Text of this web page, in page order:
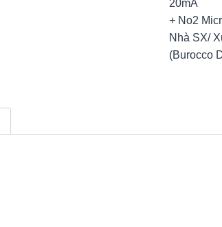
20mA
+ No2
Nhà SX/
(Burocco